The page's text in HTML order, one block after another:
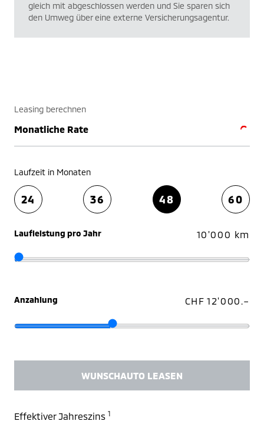
gleich mit abgeschlossen werden und Sie sparen sich
den Umweg über eine externe Versicherungsagentur.
Leasing berechnen
Monatliche Rate
Laufzeit in Monaten
24 36 48 60
Laufleistung pro Jahr 10'000 km
Anzahlung CHF 12'000.–
WUNSCHAUTO LEASEN
Effektiver Jahreszins 1